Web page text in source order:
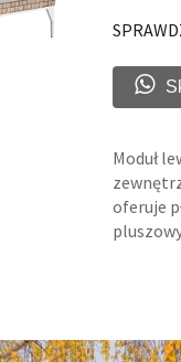
Moduł
oferuje